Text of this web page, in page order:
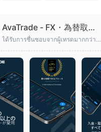
AvaTrade - FX・為替取引
アプリ
ได้รับการชื่นชอบจากผู้เทรดมากกว่า 1